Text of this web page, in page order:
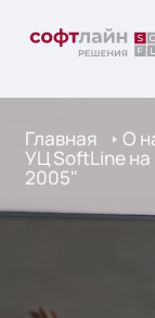
Главная О
УЦ SoftLine
2005"